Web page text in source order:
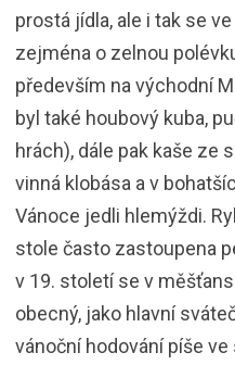
prostá jídla, ale i tak se
zejména o zelnou
především na východní
byl také houbový kuba,
hrách), dále pak kaše ze
vinná klobása a v
Vánoce jedli hlemýždi.
stole často zastoupena
v 19. století se v
obecný, jako hlavní
vánoční hodování píše